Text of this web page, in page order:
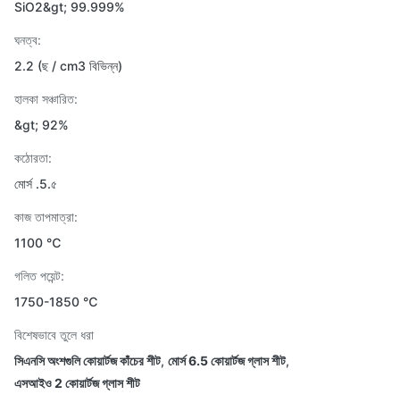
SiO2&gt; 99.999%
ঘনত্ব:
2.2 (ছ / cm3 বিভিন্ন)
হালকা সঞ্চারিত:
&gt; 92%
কঠোরতা:
মোর্স .5.৫
কাজ তাপমাত্রা:
1100 ℃
গলিত পয়েন্ট:
1750-1850 ℃
বিশেষভাবে তুলে ধরা
সিএনসি অংশগুলি কোয়ার্টজ কাঁচের শীট, মোর্স 6.5 কোয়ার্টজ গ্লাস শীট,
এসআইও 2 কোয়ার্টজ গ্লাস শীট